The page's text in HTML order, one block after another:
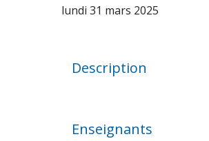
lundi 31 mars 2025
Description
Enseignants